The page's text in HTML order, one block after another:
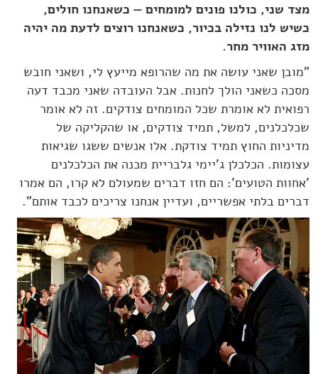
מצד שני, כולנו פונים למומחים — כשאנחנו חולים,
כשיש לנו נזילה בכיור, כשאנחנו רוצים לדעת מה יהיה
מזג האוויר מחר.
"מובן שאני עושה את מה שהרופא מייעץ לי, ושאני חובש
מסכה כשאני הולך לחנות. אבל העובדה שאני מכבד דעה
רפואית לא אומרת שכל המומחים צודקים. זה לא אומר
שכלכלנים, למשל, תמיד צודקים, או שהקליקה של
מדיניות החוץ תמיד צודקת. אלו אנשים ששגו שגיאות
עצומות. הכלכלן ג'יימי גלבריית מכנה את הכלכלנים
'אחוות הטועים': הם חזו דברים שמעולם לא קרו, הם אמרו
דברים בלתי אפשריים, ועדיין אנחנו צריכים לכבד אותם".